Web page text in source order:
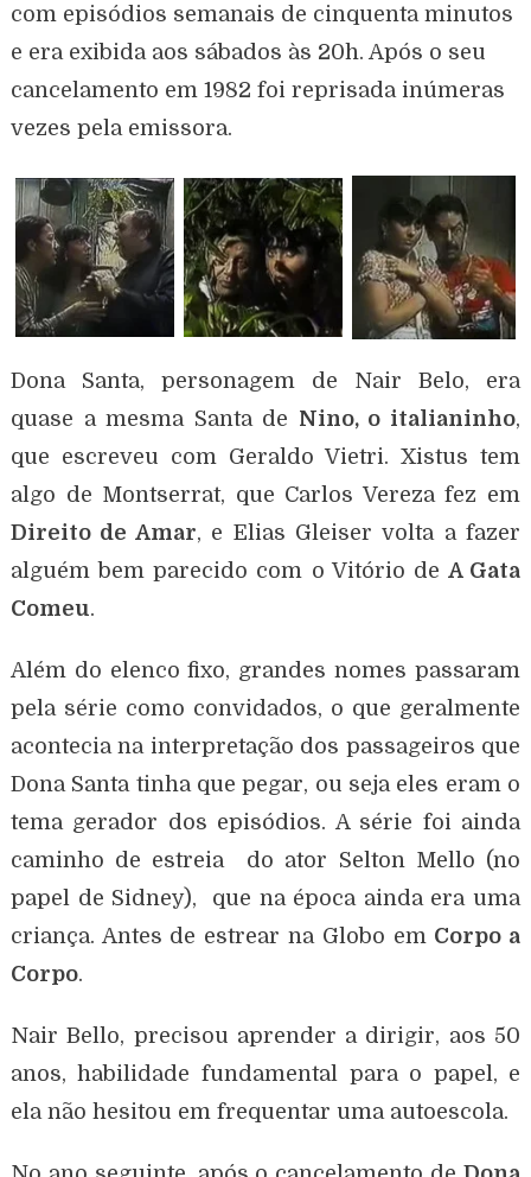
com episódios semanais de cinquenta minutos
e era exibida aos sábados às 20h. Após o seu
cancelamento em 1982 foi reprisada inúmeras
vezes pela emissora.
Dona Santa, personagem de Nair Belo, era
quase a mesma Santa de Nino, o italianinho,
que escreveu com Geraldo Vietri. Xistus tem
algo de Montserrat, que Carlos Vereza fez em
Direito de Amar, e Elias Gleiser volta a fazer
alguém bem parecido com o Vitório de A Gata
Comeu.
Além do elenco fixo, grandes nomes passaram
pela série como convidados, o que geralmente
acontecia na interpretação dos passageiros que
Dona Santa tinha que pegar, ou seja eles eram o
tema gerador dos episódios. A série foi ainda
caminho de estreia do ator Selton Mello (no
papel de Sidney), que na época ainda era uma
criança. Antes de estrear na Globo em Corpo a
Corpo.
Nair Bello, precisou aprender a dirigir, aos 50
anos, habilidade fundamental para o papel, e
ela não hesitou em frequentar uma autoescola.